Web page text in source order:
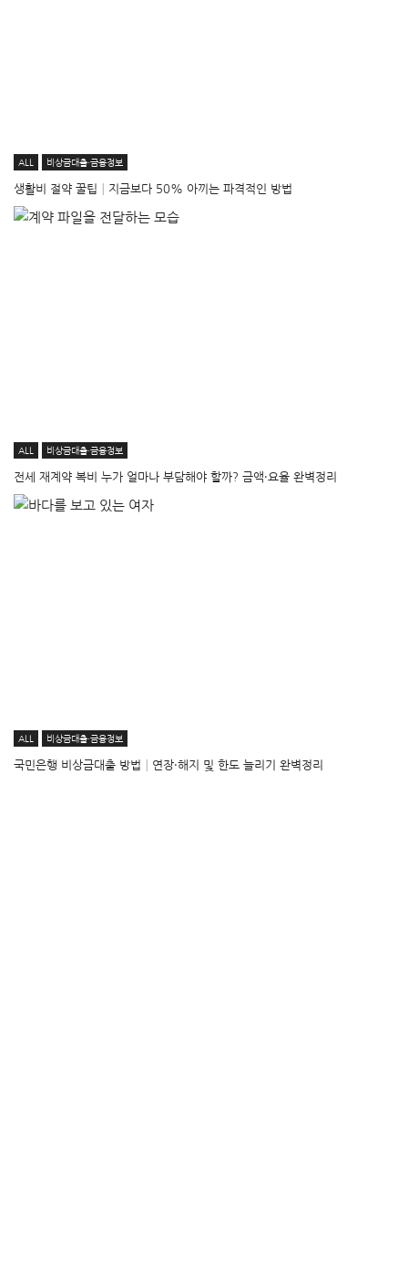
ALL 비상금대출·금융정보
생활비 절약 꿀팁│지금보다 50% 아끼는 파격적인 방법
ALL 비상금대출·금융정보
전세 재계약 복비 누가 얼마나 부담해야 할까? 금액·요율 완벽정리
ALL 비상금대출·금융정보
국민은행 비상금대출 방법│연장·해지 및 한도 늘리기 완벽정리